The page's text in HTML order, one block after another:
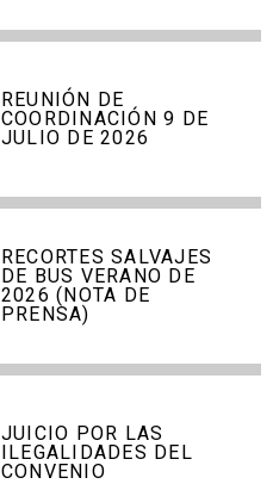
REUNIÓN DE
COORDINACIÓN 9 DE
JULIO DE 2026
RECORTES SALVAJES
DE BUS VERANO DE
2026 (NOTA DE
PRENSA)
JUICIO POR LAS
ILEGALIDADES DEL
CONVENIO